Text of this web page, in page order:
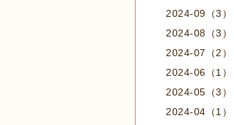
2024-09（3）
2024-08（3）
2024-07（2）
2024-06（1）
2024-05（3）
2024-04（1）